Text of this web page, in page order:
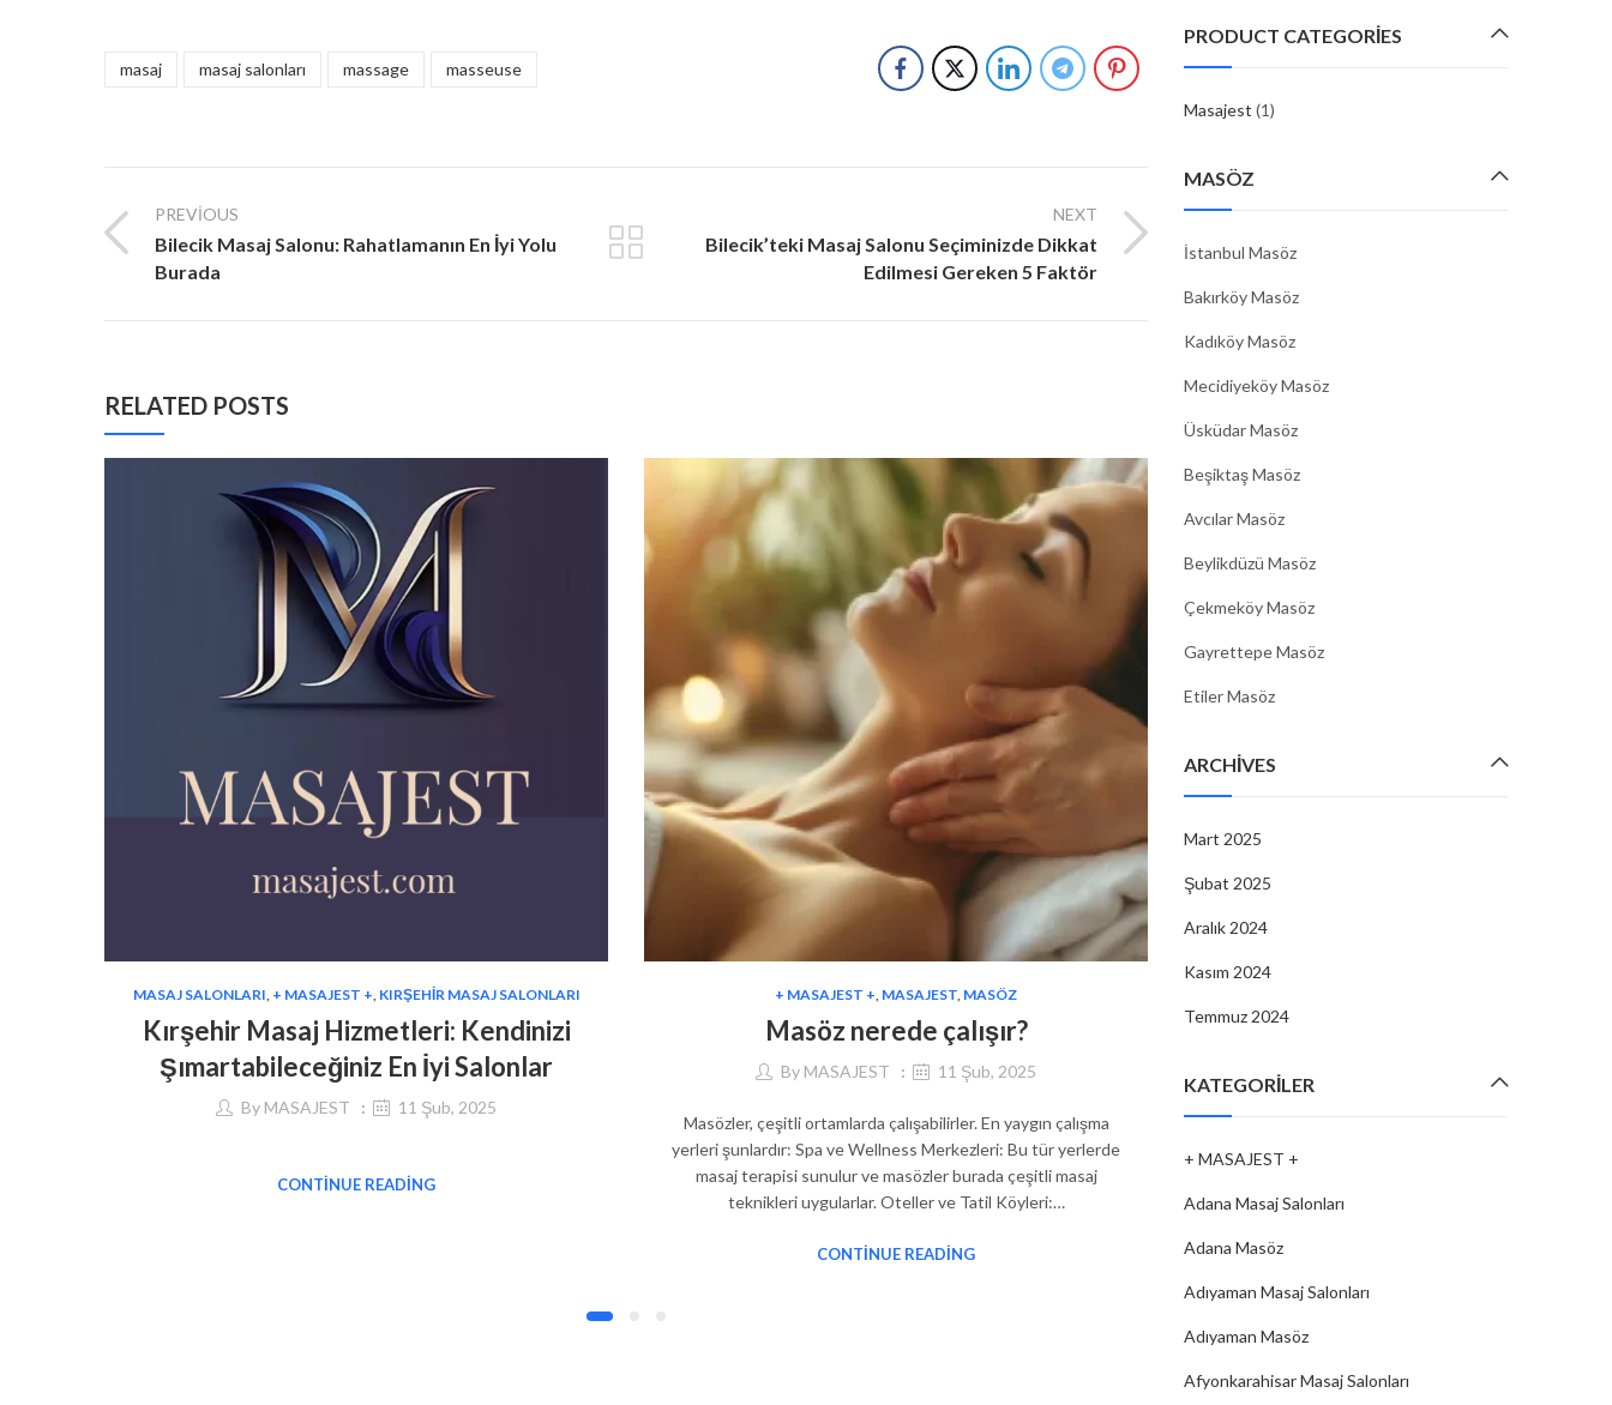
masaj masaj salonları massage masseuse
PREVIOUS
Bilecik Masaj Salonu: Rahatlamanın En İyi Yolu
Burada
NEXT
Bilecik’teki Masaj Salonu Seçiminizde Dikkat
Edilmesi Gereken 5 Faktör
RELATED POSTS
MASAJ SALONLARI + MASAJEST + KIRŞEHIR MASAJ SALONLARI
Kırşehir Masaj Hizmetleri: Kendinizi
Şımartabileceğiniz En İyi Salonlar
By MASAJEST 11 Şub, 2025
CONTINUE READING
+ MASAJEST + MASAJEST MASÖZ
Masöz nerede çalışır?
By MASAJEST 11 Şub, 2025
Masözler, çeşitli ortamlarda çalışabilirler. En yaygın çalışma
yerleri şunlardır: Spa ve Wellness Merkezleri: Bu tür yerlerde
masaj terapisi sunulur ve masözler burada çeşitli masaj
teknikleri uygularlar. Oteller ve Tatil Köyleri:…
CONTINUE READING
Kütahya’da Huzurlu Bir Masaj
Deneyimi: Popüler Salonlar ve
PRODUCT CATEGORIES
Masajest (1)
MASÖZ
İstanbul Masöz
Bakırköy Masöz
Kadıköy Masöz
Mecidiyeköy Masöz
Üsküdar Masöz
Beşiktaş Masöz
Avcılar Masöz
Beylikdüzü Masöz
Çekmeköy Masöz
Gayrettepe Masöz
Etiler Masöz
ARCHIVES
Mart 2025
Şubat 2025
Aralık 2024
Kasım 2024
Temmuz 2024
KATEGORILER
+ MASAJEST +
Adana Masaj Salonları
Adana Masöz
Adıyaman Masaj Salonları
Adıyaman Masöz
Afyonkarahisar Masaj Salonları